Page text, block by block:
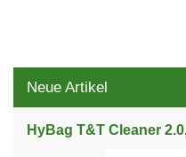
Neue Artikel
HyBag T&T Cleaner